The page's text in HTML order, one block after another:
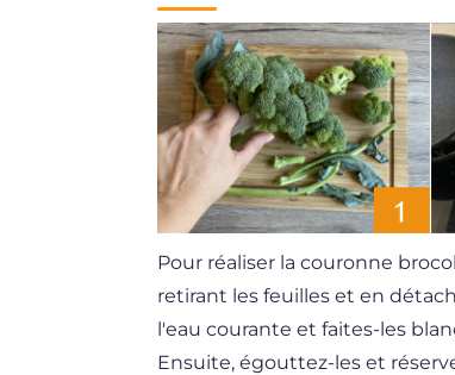
Pour réaliser la couronne
retirant les feuilles et en
l'eau courante et faites-les
Ensuite, égouttez-les et